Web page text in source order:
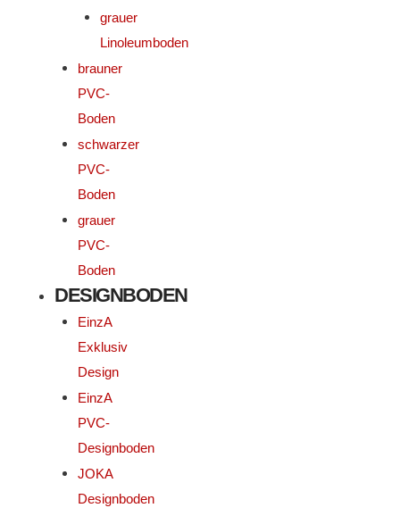
grauer
Linoleumboden
brauner
PVC-
Boden
schwarzer
PVC-
Boden
grauer
PVC-
Boden
DESIGNBODEN
EinzA
Exklusiv
Design
EinzA
PVC-
Designboden
JOKA
Designboden